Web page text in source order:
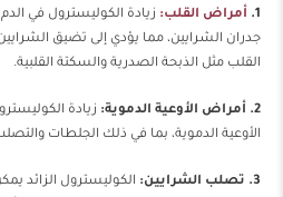
1. أمراض القلب: زيادة الكوليسترول في
جدران الشرايين، مما يؤدي إلى تضيق
القلب مثل الذبحة الصدرية والسكتة القلبية.
2. أمراض الأوعية الدموية:
زيادة
الأوعية الدموية، بما في ذلك الجلطات
3. تصلب الشرايين:
الكوليسترول الزائد